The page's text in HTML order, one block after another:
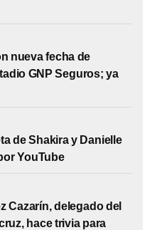
nueva fecha de
GNP Seguros; ya
de Shakira y Danielle
YouTube
Cazarín, delegado del
hace trivia para